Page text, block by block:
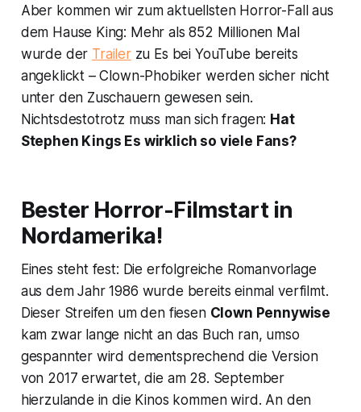
Aber kommen wir zum aktuellsten Horror-Fall aus
dem Hause King: Mehr als 852 Millionen Mal
wurde der Trailerzu Es bei YouTube bereits
angeklickt – Clown-Phobiker werden sicher nicht
unter den Zuschauern gewesen sein.
Nichtsdestotrotz muss man sich fragen: Hat
Stephen Kings Es wirklich so viele Fans?
Bester Horror-Filmstart in
Nordamerika!
Eines steht fest: Die erfolgreiche Romanvorlage
aus dem Jahr 1986 wurde bereits einmal verfilmt.
Dieser Streifen um den fiesen Clown Pennywise
kam zwar lange nicht an das Buch ran, umso
gespannter wird dementsprechend die Version
von 2017 erwartet, die am 28. September
hierzulande in die Kinos kommen wird. An den